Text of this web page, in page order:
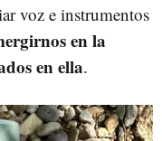
voz e instrumentos
en la
en ella.